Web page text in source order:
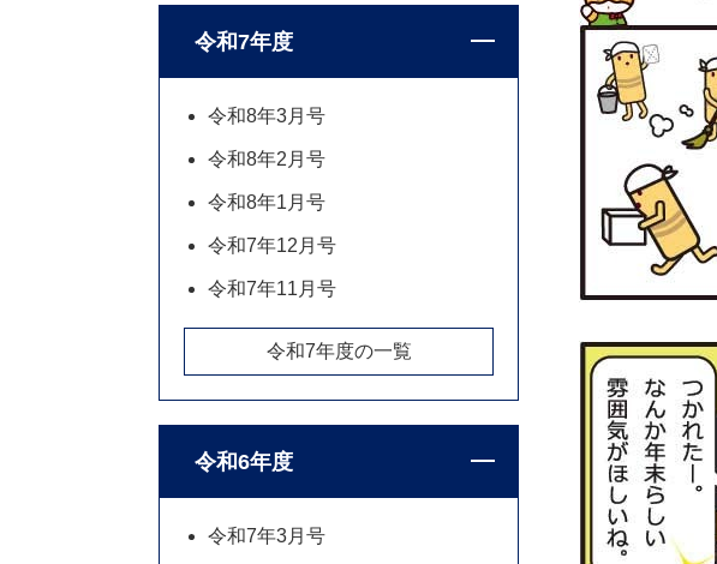
令和7年度
令和8年3月号
令和8年2月号
令和8年1月号
令和7年12月号
令和7年11月号
令和7年度の一覧
令和6年度
令和7年3月号